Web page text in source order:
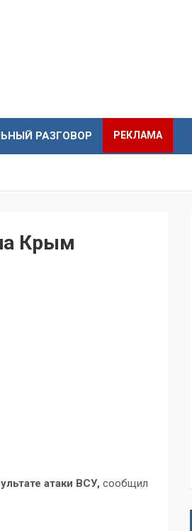
РАЗГОВОР РЕКЛАМА
Крым
атаки ВСУ, сообщил